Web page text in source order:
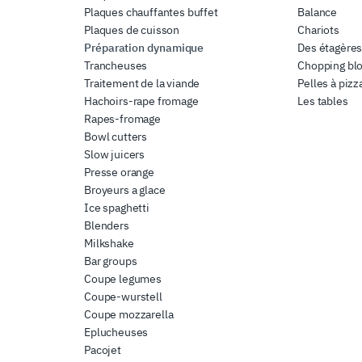
Plaques chauffantes buffet
Plaques de cuisson
Préparation dynamique
Trancheuses
Traitement de la viande
Hachoirs-rape fromage
Rapes-fromage
Bowl cutters
Slow juicers
Presse orange
Broyeurs a glace
Ice spaghetti
Blenders
Milkshake
Bar groups
Coupe legumes
Coupe-wurstell
Coupe mozzarella
Eplucheuses
Pacojet
Balance
Chariots
Des étagères
Chopping
Pelles à
Les tables